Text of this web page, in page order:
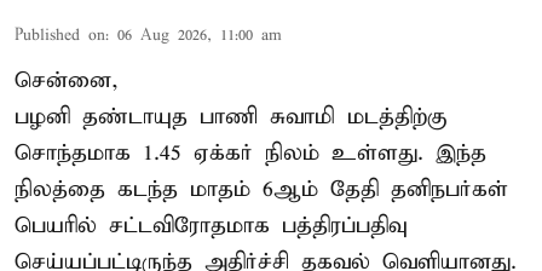
Published on: 06 Aug 2026, 11:00 am
சென்னை,
பழனி தண்டாயுத பாணி சுவாமி மடத்திற்கு
சொந்தமாக 1.45 ஏக்கர் நிலம் உள்ளது. இந்த
நிலத்தை கடந்த மாதம் 6ஆம் தேதி தனிநபர்கள்
பெயரில் சட்டவிரோதமாக பத்திரப்பதிவு
செய்யப்பட்டிருந்த அதிர்ச்சி தகவல் வெளியானது.